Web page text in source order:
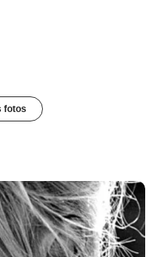
fotos